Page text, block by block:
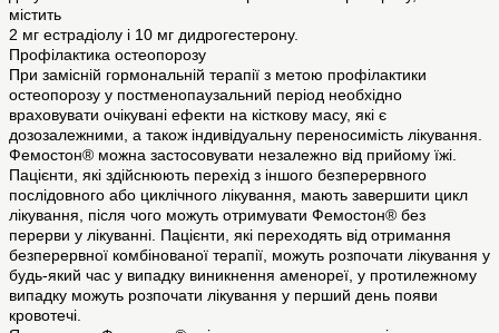
містить
2 мг естрадіолу і 10 мг дидрогестерону.
Профілактика остеопорозу
При замісній гормональній терапії з метою профілактики
остеопорозу у постменопаузальний період необхідно
враховувати очікувані ефекти на кісткову масу, які є
дозозалежними, а також індивідуальну переносимість лікування.
Фемостон® можна застосовувати незалежно від прийому їжі.
Пацієнти, які здійснюють перехід з іншого безперервного
послідовного або циклічного лікування, мають завершити цикл
лікування, після чого можуть отримувати Фемостон® без
перерви у лікуванні. Пацієнти, які переходять від отримання
безперервної комбінованої терапії, можуть розпочати лікування у
будь-який час у випадку виникнення аменореї, у протилежному
випадку можуть розпочати лікування у перший день появи
кровотечі.